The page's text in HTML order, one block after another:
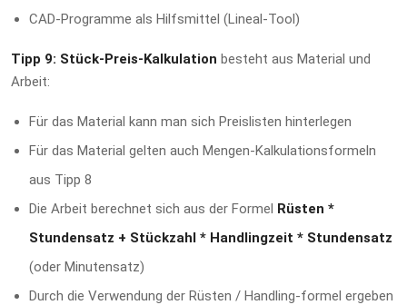
CAD-Programme als Hilfsmittel (Lineal-Tool)
Tipp 9: Stück-Preis-Kalkulation besteht aus Material und
Arbeit:
Für das Material kann man sich Preislisten hinterlegen
Für das Material gelten auch Mengen-Kalkulationsformeln
aus Tipp 8
Die Arbeit berechnet sich aus der Formel Rüsten *
Stundensatz + Stückzahl * Handlingzeit * Stundensatz
(oder Minutensatz)
Durch die Verwendung der Rüsten / Handling-formel ergeben